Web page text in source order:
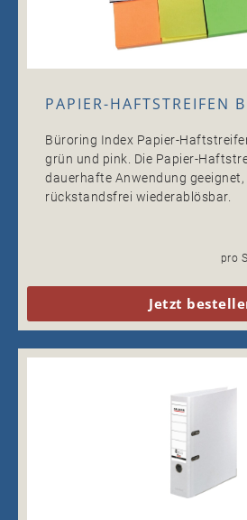
PAPIER-HAFTSTREIFEN
Büroring Index Papier-
grün und pink. Die Papier-
dauerhafte Anwendung
rückstandsfrei wiederablösbar.
pro
Jetzt